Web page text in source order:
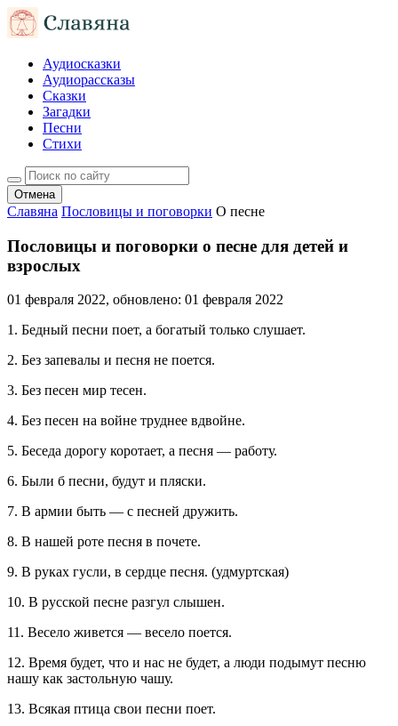
Аудиосказки
Аудиорассказы
Сказки
Загадки
Песни
Стихи
Отмена
Славяна Пословицы и поговорки О песне
Пословицы и поговорки о песне для детей и
взрослых
01 февраля 2022, обновлено: 01 февраля 2022
1. Бедный песни поет, а богатый только слушает.
2. Без запевалы и песня не поется.
3. Без песен мир тесен.
4. Без песен на войне труднее вдвойне.
5. Беседа дорогу коротает, а песня — работу.
6. Были б песни, будут и пляски.
7. В армии быть — с песней дружить.
8. В нашей роте песня в почете.
9. В руках гусли, в сердце песня. (удмуртская)
10. В русской песне разгул слышен.
11. Весело живется — весело поется.
12. Время будет, что и нас не будет, а люди подымут песню
нашу как застольную чашу.
13. Всякая птица свои песни поет.